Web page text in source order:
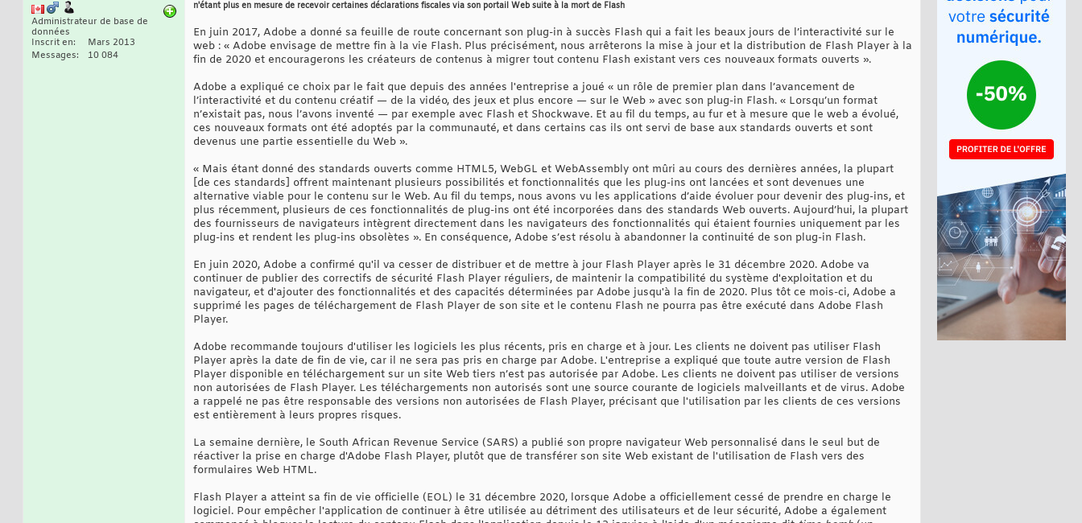
Administrateur de base de
données
Inscrit en
Mars 2013
Messages
10 084
n'étant plus en mesure de recevoir certaines déclarations fiscales via son portail Web suite à la mort de Flash
En juin 2017, Adobe a donné sa feuille de route concernant son plug-in à succès Flash qui a fait les beaux jours de l’interactivité sur le
web : « Adobe envisage de mettre fin à la vie Flash. Plus précisément, nous arrêterons la mise à jour et la distribution de Flash Player à la
fin de 2020 et encouragerons les créateurs de contenus à migrer tout contenu Flash existant vers ces nouveaux formats ouverts ».
Adobe a expliqué ce choix par le fait que depuis des années l'entreprise a joué « un rôle de premier plan dans l’avancement de
l’interactivité et du contenu créatif — de la vidéo, des jeux et plus encore — sur le Web » avec son plug-in Flash. « Lorsqu’un format
n’existait pas, nous l’avons inventé — par exemple avec Flash et Shockwave. Et au fil du temps, au fur et à mesure que le web a évolué,
ces nouveaux formats ont été adoptés par la communauté, et dans certains cas ils ont servi de base aux standards ouverts et sont
devenus une partie essentielle du Web ».
« Mais étant donné des standards ouverts comme HTML5, WebGL et WebAssembly ont mûri au cours des dernières années, la plupart
[de ces standards] offrent maintenant plusieurs possibilités et fonctionnalités que les plug-ins ont lancées et sont devenues une
alternative viable pour le contenu sur le Web. Au fil du temps, nous avons vu les applications d’aide évoluer pour devenir des plug-ins, et
plus récemment, plusieurs de ces fonctionnalités de plug-ins ont été incorporées dans des standards Web ouverts. Aujourd’hui, la plupart
des fournisseurs de navigateurs intègrent directement dans les navigateurs des fonctionnalités qui étaient fournies uniquement par les
plug-ins et rendent les plug-ins obsolètes ». En conséquence, Adobe s’est résolu à abandonner la continuité de son plug-in Flash.
En juin 2020, Adobe a confirmé qu'il va cesser de distribuer et de mettre à jour Flash Player après le 31 décembre 2020. Adobe va
continuer de publier des correctifs de sécurité Flash Player réguliers, de maintenir la compatibilité du système d'exploitation et du
navigateur, et d'ajouter des fonctionnalités et des capacités déterminées par Adobe jusqu'à la fin de 2020. Plus tôt ce mois-ci, Adobe a
supprimé les pages de téléchargement de Flash Player de son site et le contenu Flash ne pourra pas être exécuté dans Adobe Flash
Player.
Adobe recommande toujours d'utiliser les logiciels les plus récents, pris en charge et à jour. Les clients ne doivent pas utiliser Flash
Player après la date de fin de vie, car il ne sera pas pris en charge par Adobe. L'entreprise a expliqué que toute autre version de Flash
Player disponible en téléchargement sur un site Web tiers n’est pas autorisée par Adobe. Les clients ne doivent pas utiliser de versions
non autorisées de Flash Player. Les téléchargements non autorisés sont une source courante de logiciels malveillants et de virus. Adobe
a rappelé ne pas être responsable des versions non autorisées de Flash Player, précisant que l'utilisation par les clients de ces versions
est entièrement à leurs propres risques.
La semaine dernière, le South African Revenue Service (SARS) a publié son propre navigateur Web personnalisé dans le seul but de
réactiver la prise en charge d'Adobe Flash Player, plutôt que de transférer son site Web existant de l'utilisation de Flash vers des
formulaires Web HTML.
Flash Player a atteint sa fin de vie officielle (EOL) le 31 décembre 2020, lorsque Adobe a officiellement cessé de prendre en charge le
logiciel. Pour empêcher l'application de continuer à être utilisée au détriment des utilisateurs et de leur sécurité, Adobe a également